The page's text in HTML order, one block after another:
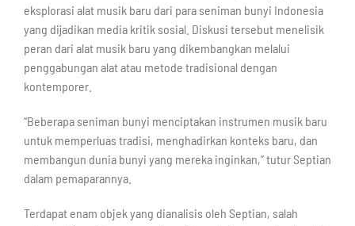
eksplorasi alat musik baru dari para seniman bunyi Indonesia
yang dijadikan media kritik sosial. Diskusi tersebut menelisik
peran dari alat musik baru yang dikembangkan melalui
penggabungan alat atau metode tradisional dengan
kontemporer.
“Beberapa seniman bunyi menciptakan instrumen musik baru
untuk memperluas tradisi, menghadirkan konteks baru, dan
membangun dunia bunyi yang mereka inginkan,” tutur Septian
dalam pemaparannya.
Terdapat enam objek yang dianalisis oleh Septian, salah